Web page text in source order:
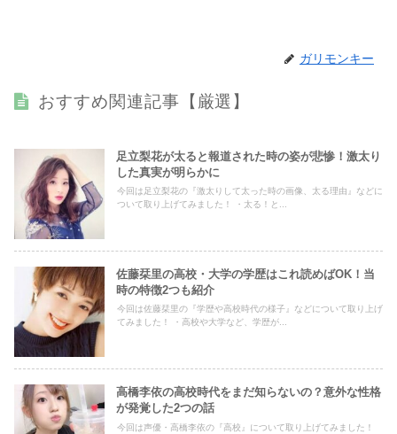
ガリモンキー
おすすめ関連記事【厳選】
足立梨花が太ると報道された時の姿が悲惨！激太り
した真実が明らかに
今回は足立梨花の『激太りして太った時の画像、太る理由』などに
ついて取り上げてみました！ ・太る！と...
佐藤栞里の高校・大学の学歴はこれ読めばOK！当
時の特徴2つも紹介
今回は佐藤栞里の『学歴や高校時代の様子』などについて取り上げ
てみました！ ・高校や大学など、学歴が...
高橋李依の高校時代をまだ知らないの？意外な性格
が発覚した2つの話
今回は声優・高橋李依の『高校』について取り上げてみました！